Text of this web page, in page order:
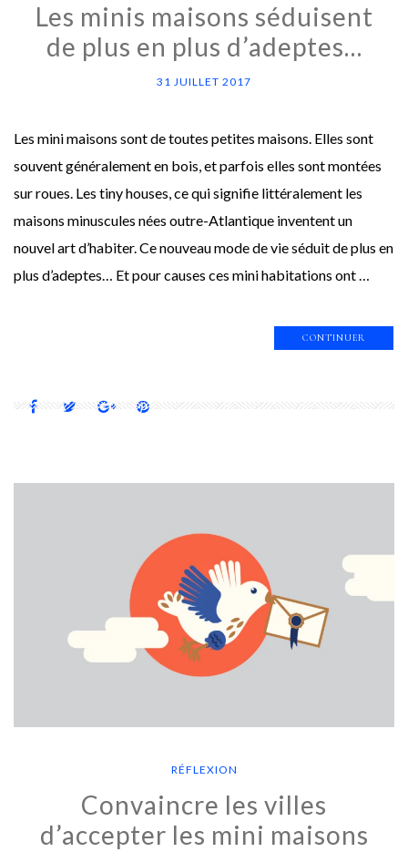
Les minis maisons séduisent
de plus en plus d’adeptes…
31 JUILLET 2017
Les mini maisons sont de toutes petites maisons. Elles sont
souvent généralement en bois, et parfois elles sont montées
sur roues. Les tiny houses, ce qui signifie littéralement les
maisons minuscules nées outre-Atlantique inventent un
nouvel art d’habiter. Ce nouveau mode de vie séduit de plus en
plus d’adeptes… Et pour causes ces mini habitations ont …
CONTINUER
RÉFLEXION
Convaincre les villes
d’accepter les mini maisons